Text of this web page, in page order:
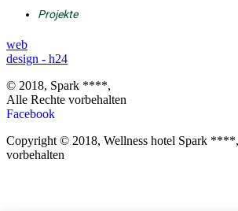
Projekte
web
design - h24
© 2018, Spark ****,
Alle Rechte vorbehalten
Facebook
Copyright © 2018, Wellness hotel Spark
vorbehalten